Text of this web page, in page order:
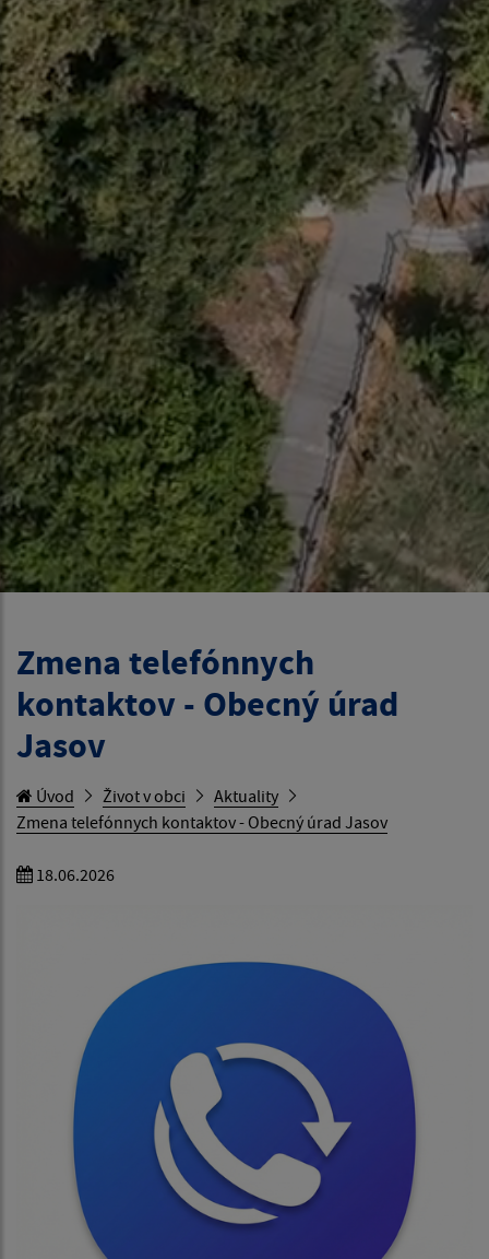
Zmena telefónnych
kontaktov - Obecný úrad
Jasov
Úvod Život v obci
Aktuality
Zmena telefónnych kontaktov - Obecný úrad Jasov
18.06.2026